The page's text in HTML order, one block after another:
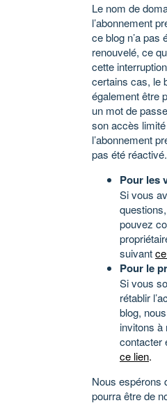
Le nom de
l’abonnement
ce blog n’a pas
renouvelé, ce
cette
certains cas, le
également être
un mot de
son accès
l’abonnement
pas été réactivé.
Pour les
Si vous
pouvez
suivant
Pour le
Si vous
rétablir
blog,
invitons à
contacter
ce lien.
Nous espérons
pourra être de